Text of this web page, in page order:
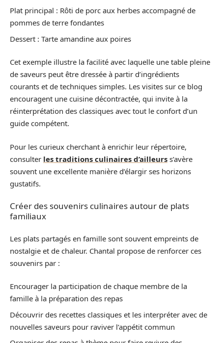
Plat principal : Rôti de porc aux herbes accompagné de
pommes de terre fondantes
Dessert : Tarte amandine aux poires
Cet exemple illustre la facilité avec laquelle une table pleine
de saveurs peut être dressée à partir d’ingrédients
courants et de techniques simples. Les visites sur ce blog
encouragent une cuisine décontractée, qui invite à la
réinterprétation des classiques avec tout le confort d’un
guide compétent.
Pour les curieux cherchant à enrichir leur répertoire,
consulter les traditions culinaires d’ailleurs s’avère
souvent une excellente manière d’élargir ses horizons
gustatifs.
Créer des souvenirs culinaires autour de plats
familiaux
Les plats partagés en famille sont souvent empreints de
nostalgie et de chaleur. Chantal propose de renforcer ces
souvenirs par :
Encourager la participation de chaque membre de la
famille à la préparation des repas
Découvrir des recettes classiques et les interpréter avec de
nouvelles saveurs pour raviver l’appétit commun